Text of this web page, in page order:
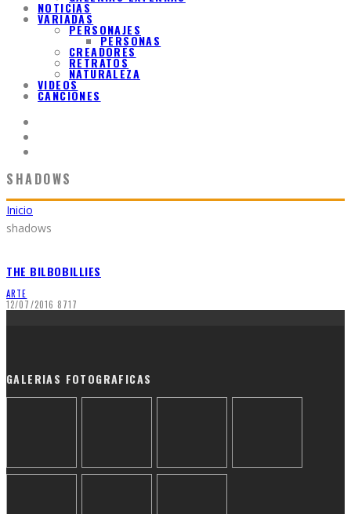
NOTICIAS
VARIADAS
PERSONAJES
PERSONAS
CREADORES
RETRATOS
NATURALEZA
VIDEOS
CANCIONES
SHADOWS
Inicio
shadows
THE BILBOBILLIES
ARTE
12/07/2016 8717
GALERIAS FOTOGRAFICAS